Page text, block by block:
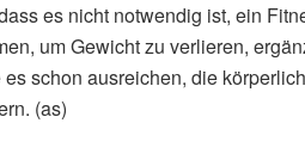
es nicht notwendig ist, ein
um Gewicht zu verlieren,
schon ausreichen, die
(as)